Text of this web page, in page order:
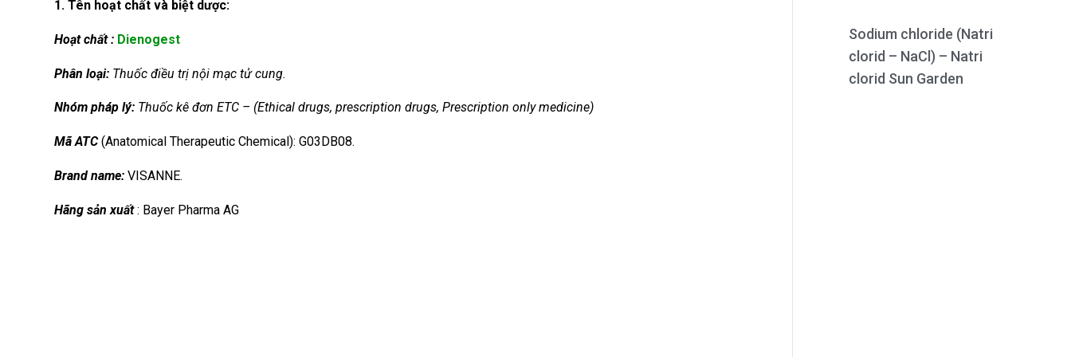
1. Tên hoạt chất và biệt dược:
Hoạt chất : Dienogest
Phân loại: Thuốc điều trị nội mạc tử cung.
Nhóm pháp lý: Thuốc kê đơn ETC – (Ethical drugs, prescription drugs, Prescription only medicine)
Mã ATC(Anatomical Therapeutic Chemical): G03DB08.
Brand name: VISANNE.
Hãng sản xuất: Bayer Pharma AG
Sodium chloride (Natri
clorid – NaCl) – Natri
clorid Sun Garden